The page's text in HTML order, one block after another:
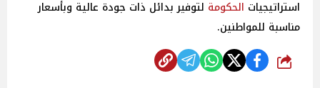
استراتيجيات الحكومة لتوفير بدائل ذات جودة عالية وبأسعار
مناسبة للمواطنين.
شارك